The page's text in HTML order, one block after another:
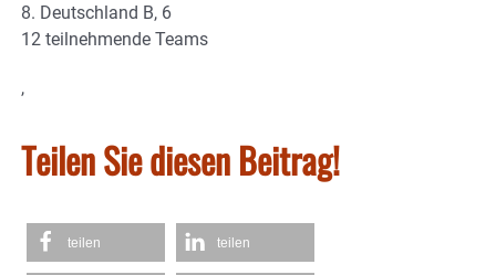
8. Deutschland B, 6
12 teilnehmende Teams
,
Teilen Sie diesen Beitrag!
teilen teilen